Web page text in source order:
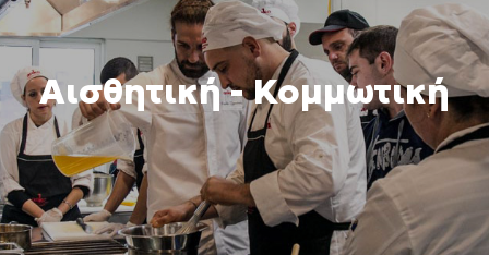
Αισθητική - Κομμωτική